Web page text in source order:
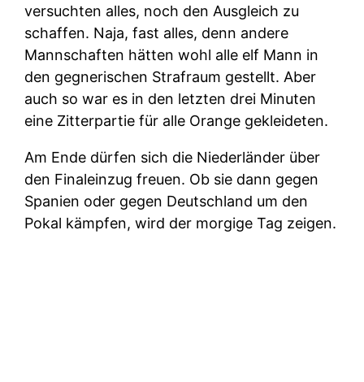
versuchten alles, noch den Ausgleich zu
schaffen. Naja, fast alles, denn andere
Mannschaften hätten wohl alle elf Mann in
den gegnerischen Strafraum gestellt. Aber
auch so war es in den letzten drei Minuten
eine Zitterpartie für alle Orange gekleideten.
Am Ende dürfen sich die Niederländer über
den Finaleinzug freuen. Ob sie dann gegen
Spanien oder gegen Deutschland um den
Pokal kämpfen, wird der morgige Tag zeigen.